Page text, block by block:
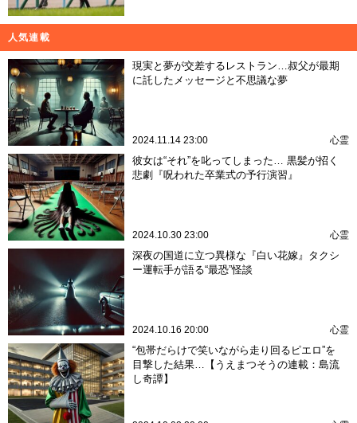
人気連載
現実と夢が交差するレストラン…叔父が最期
に託したメッセージと不思議な夢
2024.11.14 23:00 心霊
彼女は“それ”を叱ってしまった… 黒髪が招く
悲劇『呪われた卒業式の予行演習』
2024.10.30 23:00 心霊
深夜の国道に立つ異様な『白い花嫁』タクシ
ー運転手が語る“最恐”怪談
2024.10.16 20:00 心霊
“包帯だらけで笑いながら走り回るピエロ”を
目撃した結果…【うえまつそうの連載：島流
し奇譚】